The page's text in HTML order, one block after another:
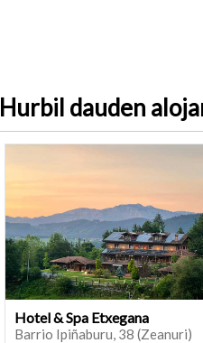
Hurbil dauden
Hotel & Spa Etxegana
Barrio Ipiñaburu, 38 (Zeanuri)